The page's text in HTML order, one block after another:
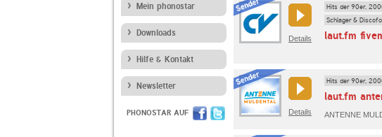
Mein phonostar
Downloads
Hilfe & Kontakt
Newsletter
PHONOSTAR AUF
Details
Hits der 90er,
Schlager &
laut.fm
Details
Hits der 90er,
laut.fm